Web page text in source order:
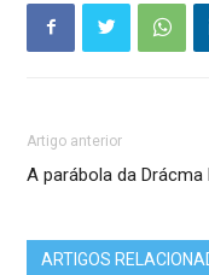
Artigo anterior
A parábola da Drácma
ARTIGOS